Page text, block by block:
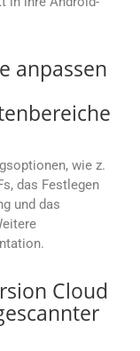
anpassen
wie z.
das Festlegen
und das
Cloud